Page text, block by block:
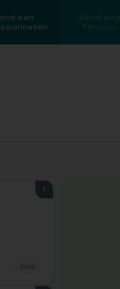
een
Fannt eng
Persoun
1